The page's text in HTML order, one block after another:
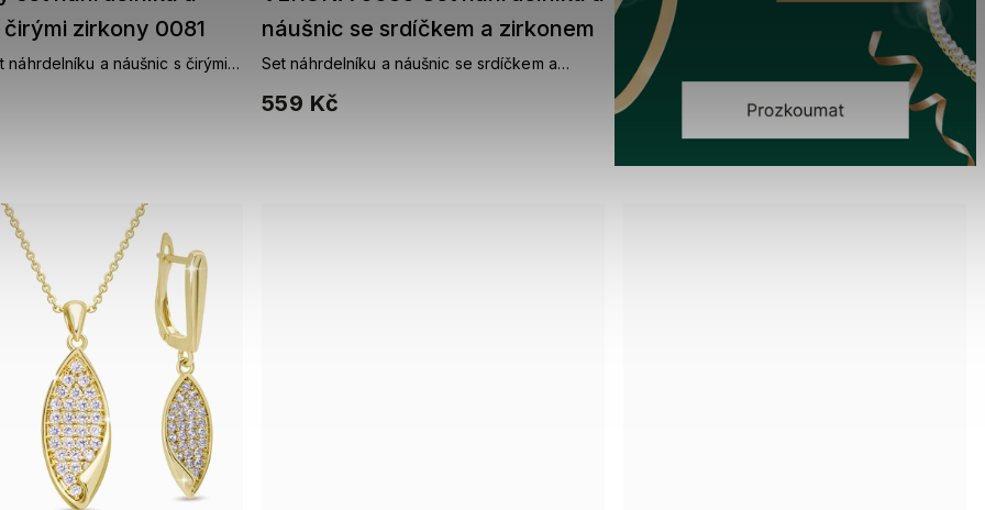
zirkony 0081
náhrdelníku a náušnic s čirými
náušnic se srdíčkem a zirkonem
559 Kč
Set náhrdelníku a náušnic se srdíčkem a